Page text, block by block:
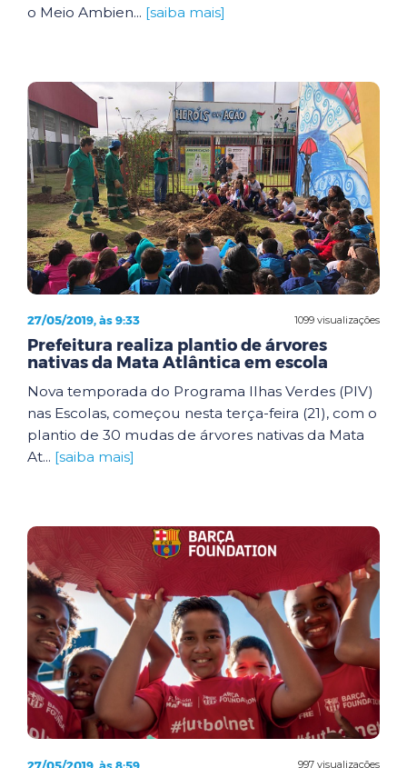
o Meio Ambien... [saiba mais]
1099 visualizações
27/05/2019, às 9:33
Prefeitura realiza plantio de árvores
nativas da Mata Atlântica em escola
Nova temporada do Programa Ilhas Verdes (PIV)
nas Escolas, começou nesta terça-feira (21), com o
plantio de 30 mudas de árvores nativas da Mata
At... [saiba mais]
997 visualizações
27/05/2019, às 8:59